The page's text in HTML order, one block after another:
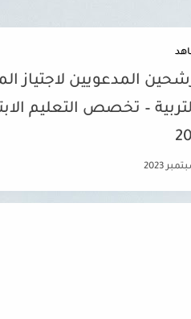
المدعويين لاجتياز
– تخصص التعليم